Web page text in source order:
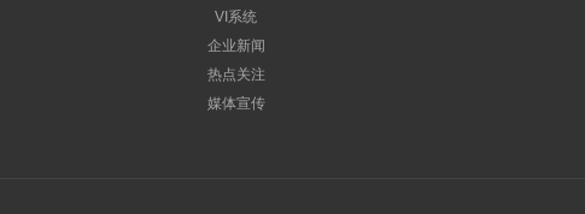
VI系统
企业新闻
热点关注
媒体宣传